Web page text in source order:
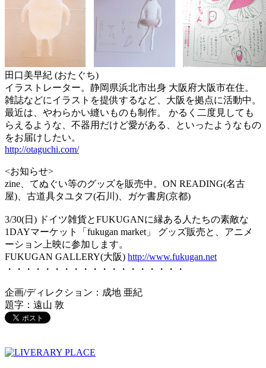
田口美早紀 (おたぐち)
イラストレーター。静岡県浜北市出身 大阪府大阪市在住。
雑誌などにイラストを提供するなど、大阪を拠点に活動中。
最近は、やわらかい縫いものも制作。 かるく二度見しても
らえるような、不器用だけど愛がある、といったようなもの
をお届けしたい。
http://otaguchi.com/
<お知らせ>
zine、てぬぐい等のグッズを販売中。ON READING(名古
屋)、古道具タユタフ(石川)、ガケ書房(京都)
3/30(日) ドイツ雑貨とFUKUGANに縁ある人たちの素敵な
1DAYマーケット「fukugan market」 グッズ販売と、アニメ
ーション上映に参加します。
FUKUGAN GALLERY(大阪) http://www.fukugan.net
・・・・・・・・・・・・・・・・・・・
企画/ディレクション：成地 亜紀
題字：遠山 敦